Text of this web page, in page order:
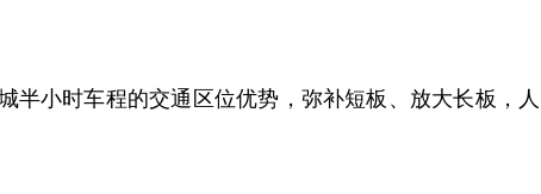
小时车程的交通区位优势，弥补短板、放大长板，人